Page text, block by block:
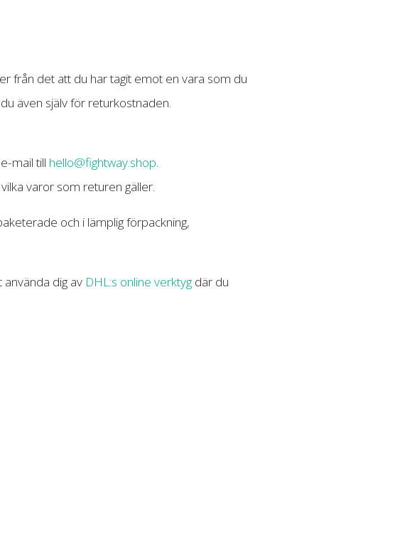
från det att du har tagit emot en vara som du
även själv för returkostnaden.
mail till hello@fightway.shop.
varor som returen gäller.
och i lämplig förpackning,
dig av DHL:s online verktygdär du